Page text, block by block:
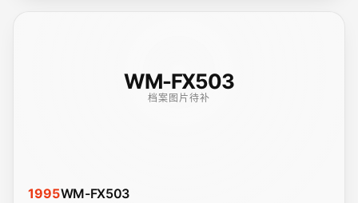
WM-FX503
档案图片待补
1995WM-FX503